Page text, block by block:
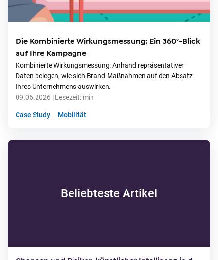
Die Kombinierte Wirkungsmessung: Ein 360°-Blick
auf Ihre Kampagne
Kombinierte Wirkungsmessung: Anhand repräsentativer
Daten belegen, wie sich Brand-Maßnahmen auf den Absatz
Ihres Unternehmens auswirken.
09.06.2026 | Lesezeit: min
Case Study Mobilität
Beliebteste Artikel